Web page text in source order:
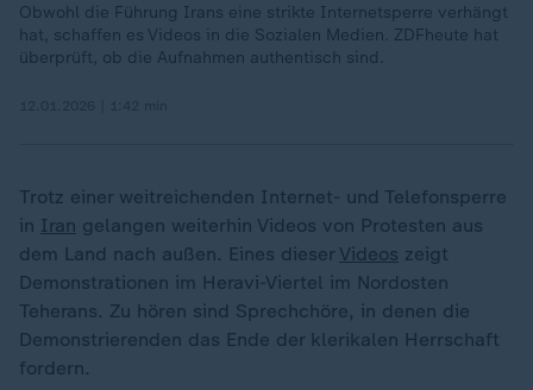
Obwohl die Führung Irans eine strikte Internetsperre verhängt
hat, schaffen es Videos in die Sozialen Medien. ZDFheute hat
überprüft, ob die Aufnahmen authentisch sind.
Trotz einer weitreichenden Internet- und Telefonsperre
in Iran gelangen weiterhin Videos von Protesten aus
dem Land nach außen. Eines dieser Videos zeigt
Demonstrationen im Heravi-Viertel im Nordosten
Teherans. Zu hören sind Sprechchöre, in denen die
Demonstrierenden das Ende der klerikalen Herrschaft
fordern.